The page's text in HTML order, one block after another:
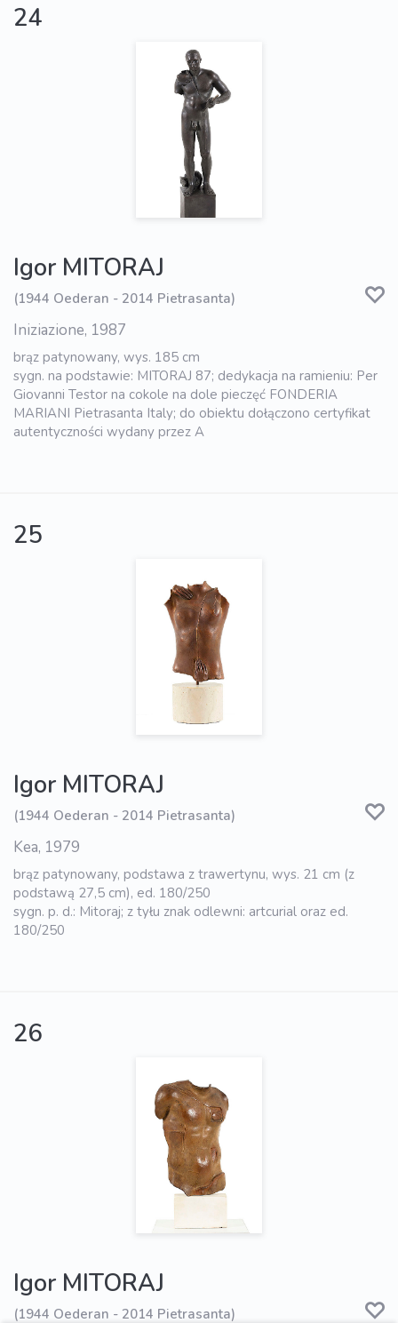
24
Igor MITORAJ
(1944 Oederan - 2014 Pietrasanta)
Iniziazione, 1987
brąz patynowany, wys. 185 cm
sygn. na podstawie: MITORAJ 87; dedykacja na ramieniu: Per
Giovanni Testor na cokole na dole pieczęć FONDERIA
MARIANI Pietrasanta Italy; do obiektu dołączono certyfikat
autentyczności wydany przez A
25
Igor MITORAJ
(1944 Oederan - 2014 Pietrasanta)
Kea, 1979
brąz patynowany, podstawa z trawertynu, wys. 21 cm (z
podstawą 27,5 cm), ed. 180/250
sygn. p. d.: Mitoraj; z tyłu znak odlewni: artcurial oraz ed.
180/250
26
Igor MITORAJ
(1944 Oederan - 2014 Pietrasanta)